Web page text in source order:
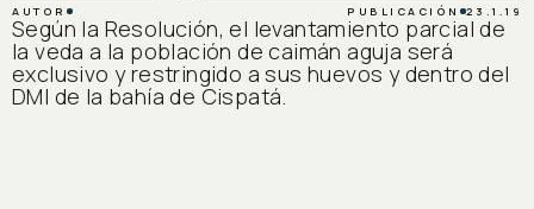
AUTOR PUBLICACIÓN 23.1.19
Según la Resolución, el levantamiento parcial de
la veda a la población de caimán aguja será
exclusivo y restringido a sus huevos y dentro del
DMI de la bahía de Cispatá.